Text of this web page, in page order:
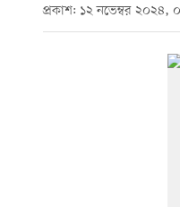
প্রকাশ: ১২ নভেম্বর ২০২৪,